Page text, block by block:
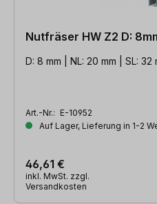
Nutfräser HW Z2 D:
D: 8 mm | NL: 20 mm | SL: 32
Art.-Nr.: E-10952
Auf Lager, Lieferung in 1-2
46,61 €
inkl. MwSt. zzgl.
Versandkosten